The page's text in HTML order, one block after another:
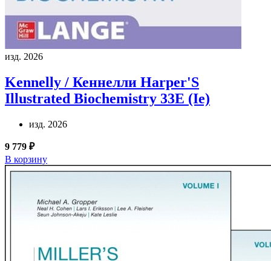
изд. 2026
Kennelly / Кеннелли Harper'S
Illustrated Biochemistry 33E (Ie)
изд. 2026
9 779 ₽
В корзину